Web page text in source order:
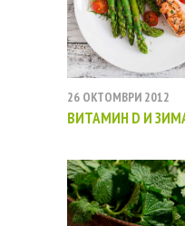
26 ОКТОМВРИ 2012
ВИТАМИН D И